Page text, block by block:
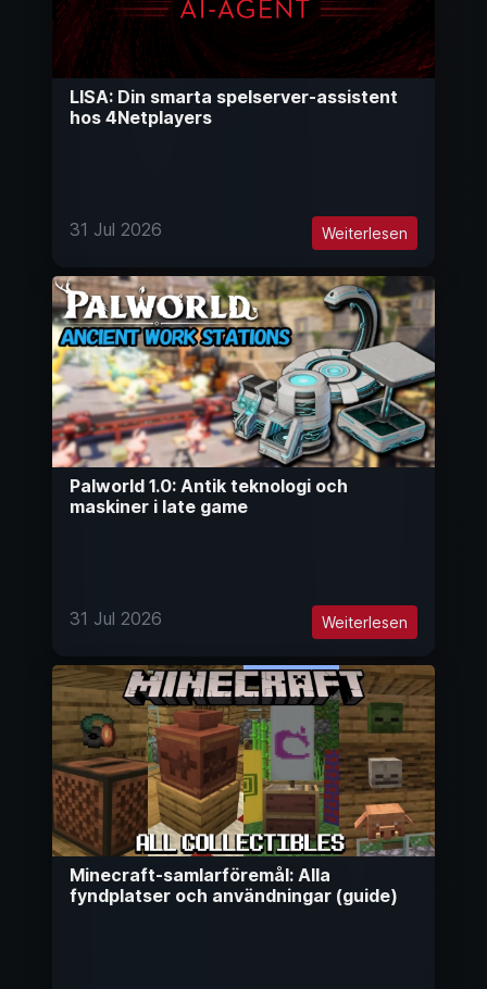
LISA: Din smarta spelserver-assistent
hos 4Netplayers
31 Jul 2026 Weiterlesen
Palworld 1.0: Antik teknologi och
maskiner i late game
31 Jul 2026 Weiterlesen
Minecraft-samlarföremål: Alla
fyndplatser och användningar (guide)